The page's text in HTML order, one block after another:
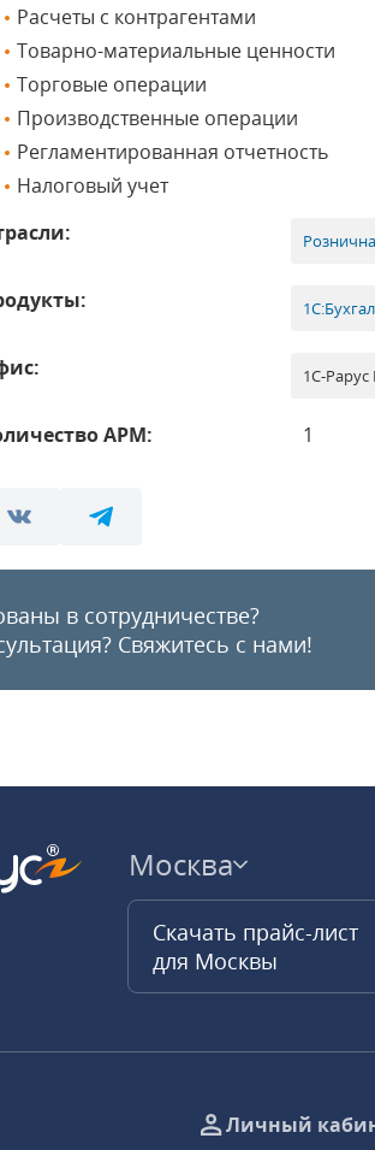
Расчеты с контрагентами
Товарно-материальные ценности
Торговые операции
Производственные операции
Регламентированная отчетность
Налоговый учет
1С-
АРМ: 1
в сотрудничестве?
Свяжитесь с нами!
Москва
Скачать прайс-лист
для Москвы
Личный